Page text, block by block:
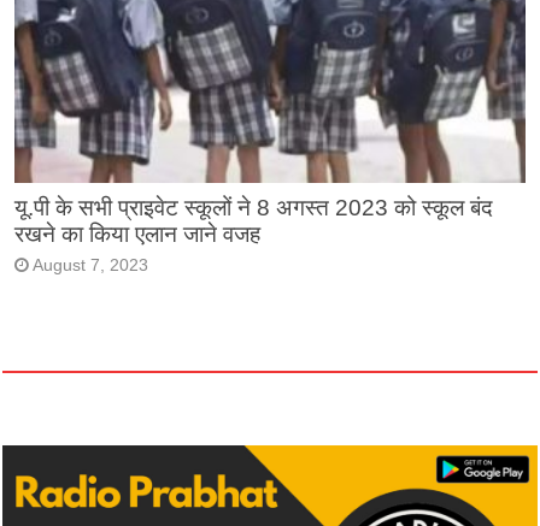
यू.पी के सभी प्राइवेट स्कूलों ने 8 अगस्त 2023 को स्कूल बंद
रखने का किया एलान जाने वजह
August 7, 2023